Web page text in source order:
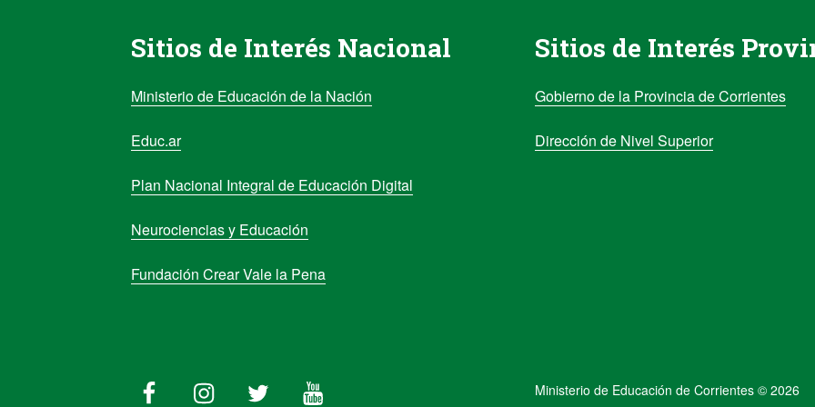
Sitios de Interés Nacional
Ministerio de Educación de la Nación
Educ.ar
Plan Nacional Integral de Educación Digital
Neurociencias y Educación
Fundación Crear Vale la Pena
Sitios de Interés
Gobierno de la Provincia de Corrientes
Dirección de Nivel Superior
Ministerio de Educación de Corrientes © 2026